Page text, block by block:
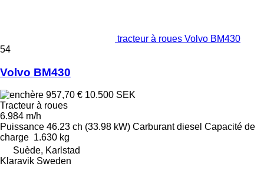
tracteur à roues Volvo BM430
54
Volvo BM430
957,70 € 10.500 SEK
Tracteur à roues
6.984 m/h
Puissance 46.23 ch (33.98 kW) Carburant diesel Capacité de
charge 1.630 kg
Suède, Karlstad
Klaravik Sweden